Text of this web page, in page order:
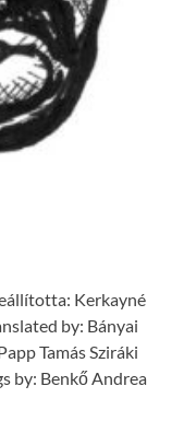
Kerkayné
by: Bányai
Tamás Sziráki
by: Benkő Andrea